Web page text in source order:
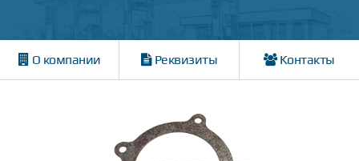
О компании Реквизиты Контакты